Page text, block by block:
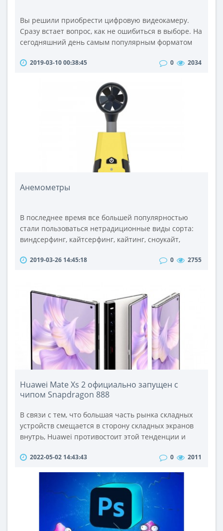
Вы решили приобрести цифровую видеокамеру.
Сразу встает вопрос, как не ошибиться в выборе. На
сегодняшний день самым популярным форматом
формат MiniDV. Причина популярности этого
материала на домашнем DVD-проигрывателе нет
необходимости использовать специальные
адаптеры и переходники, в отличии от аналоговых
2019-03-10 00:38:45 0 2034
Анемометры
В последнее время все большей популярностью
стали пользоваться нетрадиционные виды сорта:
виндсерфинг, кайтсерфинг, кайтинг, сноукайт,
время занятий этими видами спорта очень важно
древнегреческого «ветер измеряю», - это
метеорологический прибор, измеряющий скорость
ветра.В зав..
2019-03-26 14:45:18 0 2755
Huawei Mate Xs 2 официально запущен с
чипом Snapdragon 888
В связи с тем, что большая часть рынка складных
устройств смещается в сторону складных экранов
внутрь, Huawei противостоит этой тенденции и
гибким экраном, который проходит вокруг шарнира
компания представила свою последнюю модель. Он
называется Mate Xs 2 и является преемником
Huawei Mate Xs выпущенного пару лет..
2022-05-02 14:43:43 0 2011